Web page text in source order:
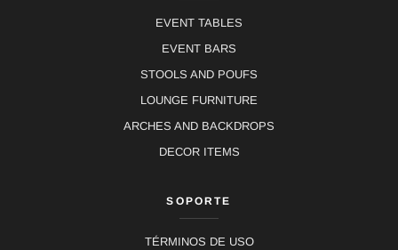
EVENT TABLES
EVENT BARS
STOOLS AND POUFS
LOUNGE FURNITURE
ARCHES AND BACKDROPS
DECOR ITEMS
SOPORTE
TÉRMINOS DE USO